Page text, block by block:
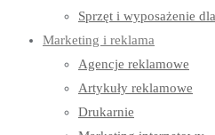
Sprzęt i wyposażenie
Marketing i reklama
Agencje reklamowe
Artykuły reklamowe
Drukarnie